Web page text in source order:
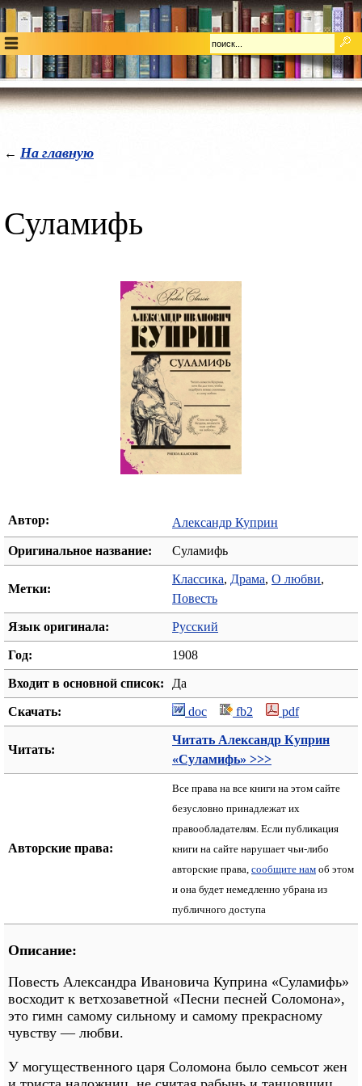
← На главную
Суламифь
Автор: Александр Куприн
Оригинальное название: Суламифь
Метки:
Классика, Драма, О любви,
Повесть
Язык оригинала: Русский
Год: 1908
Входит в основной список: Да
Скачать: doc fb2 pdf
Читать:
Читать Александр Куприн
«Суламифь» >>>
Авторские права:
Все права на все книги на этом сайте
безусловно принадлежат их
правообладателям. Если публикация
книги на сайте нарушает чьи-либо
авторские права, сообщите нам об этом
и она будет немедленно убрана из
публичного доступа
Описание:
Повесть Александра Ивановича Куприна «Суламифь»
восходит к ветхозаветной «Песни песней Соломона»,
это гимн самому сильному и самому прекрасному
чувству — любви.
У могущественного царя Соломона было семьсот жен